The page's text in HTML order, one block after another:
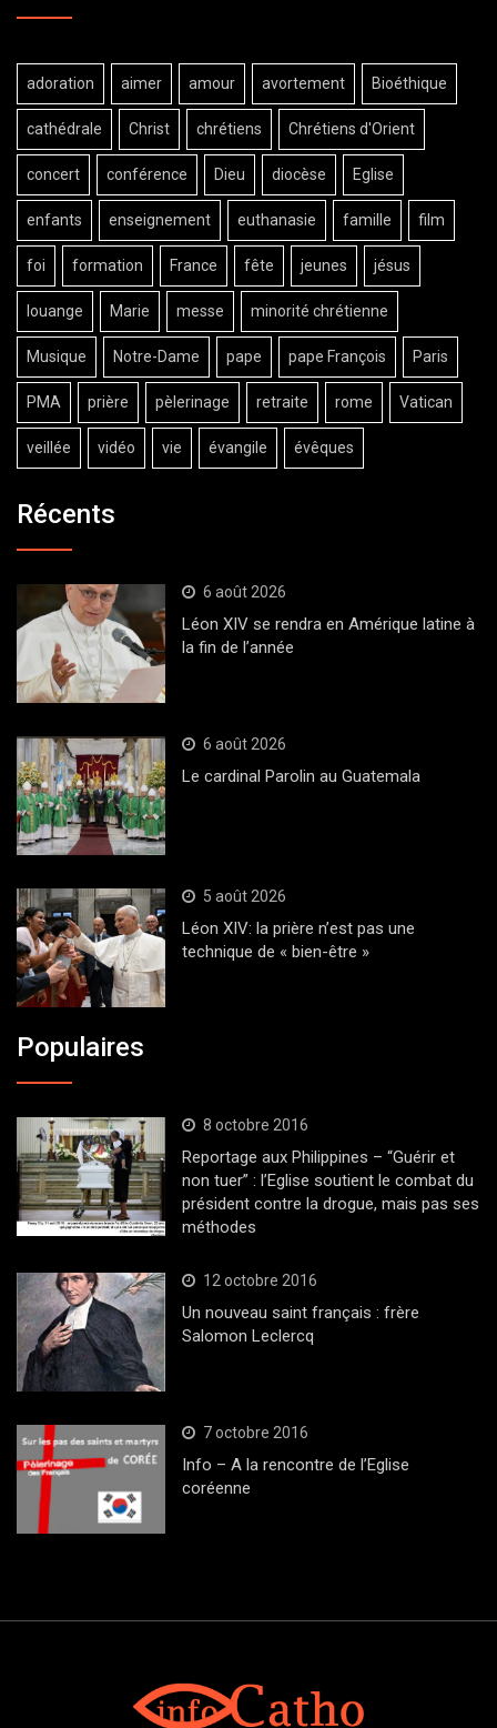
adoration aimer amour avortement Bioéthique
cathédrale Christ chrétiens Chrétiens d'Orient
concert conférence Dieu diocèse Eglise
enfants enseignement euthanasie famille film
foi formation France fête jeunes jésus
louange Marie messe minorité chrétienne
Musique Notre-Dame pape pape François Paris
PMA prière pèlerinage retraite rome Vatican
veillée vidéo vie évangile évêques
Récents
6 août 2026
Léon XIV se rendra en Amérique latine à
la fin de l’année
6 août 2026
Le cardinal Parolin au Guatemala
5 août 2026
Léon XIV: la prière n’est pas une
technique de « bien-être »
Populaires
8 octobre 2016
Reportage aux Philippines – “Guérir et
non tuer” : l’Eglise soutient le combat du
président contre la drogue, mais pas ses
méthodes
12 octobre 2016
Un nouveau saint français : frère
Salomon Leclercq
7 octobre 2016
Info – A la rencontre de l’Eglise
coréenne